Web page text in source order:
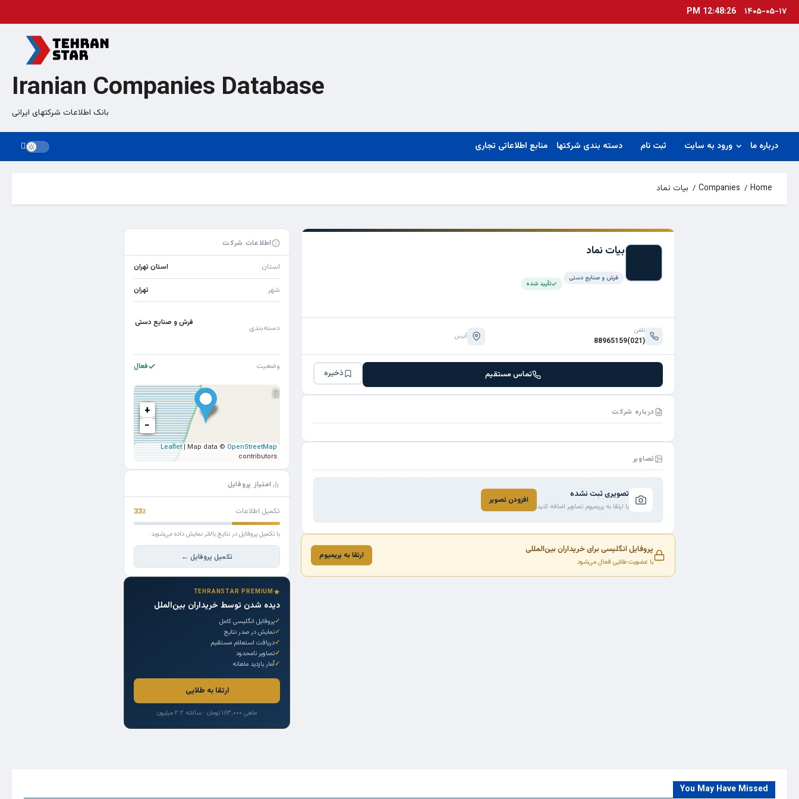
Skip۱۴۰۵-۰۵-۱۷ 12:48:26 PM
Iranian Companies Database
بانک اطلاعات شرکتهای ایرانی
درباره ما ورود به سایت ثبت نام دسته بندی شرکتها منابع اطلاعاتی تجاری
Home
Companies بيات نماد
بيات نماد
فرش و صنایع دستی
تأیید شده
تلفن
(021)88965159 آدرس
تماس مستقیم ذخیره
درباره شرکت
تصاویر
تصویری ثبت نشده
با ارتقا به پریمیوم تصاویر اضافه کنید
افزودن تصویر
پروفایل انگلیسی برای خریداران بین‌المللی
با عضویت طلایی فعال می‌شود
ارتقا به پریمیوم
اطلاعات شرکت
استان استان تهران
شهر تهران
دسته‌بندی
فرش و صنایع دستی
وضعیت فعال
+
−
Leaflet| Map data © OpenStreetMap
contributors
امتیاز پروفایل
تکمیل اطلاعات 33٪
با تکمیل پروفایل در نتایج بالاتر نمایش داده می‌شوید
تکمیل پروفایل ←
TEHRANSTAR PREMIUM
دیده شدن توسط خریداران بین‌الملل
پروفایل انگلیسی کامل
نمایش در صدر نتایج
دریافت استعلام مستقیم
تصاویر نامحدود
آمار بازدید ماهانه
ارتقا به طلایی
ماهی ۱۸۳,۰۰۰ تومان · سالانه ۲.۲ میلیون
You May Have Missed